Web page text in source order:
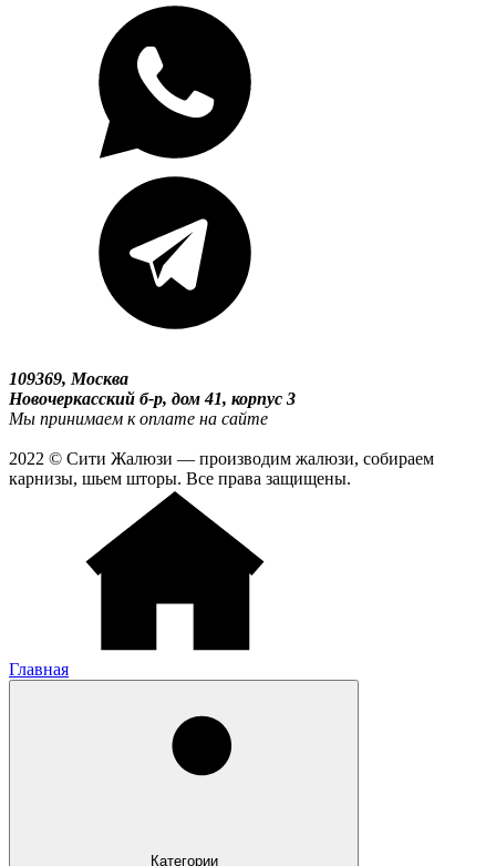
109369, Москва
Новочеркасский б-р, дом 41, корпус 3
Мы принимаем к оплате на сайте
2022 © Сити Жалюзи — производим жалюзи, собираем
карнизы, шьем шторы. Все права защищены.
Главная
Категории